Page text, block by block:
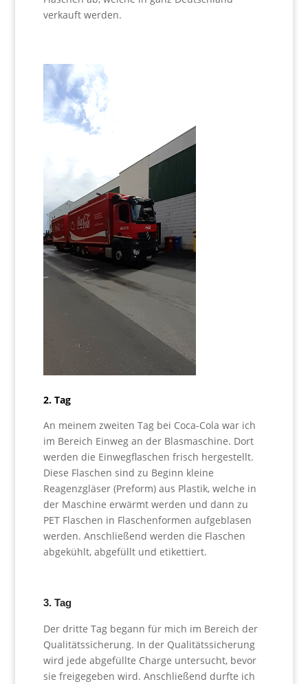
verkauft werden.
2. Tag
An meinem zweiten Tag bei Coca-Cola war ich
im Bereich Einweg an der Blasmaschine. Dort
werden die Einwegflaschen frisch hergestellt.
Diese Flaschen sind zu Beginn kleine
Reagenzgläser (Preform) aus Plastik, welche in
der Maschine erwärmt werden und dann zu
PET Flaschen in Flaschenformen aufgeblasen
werden. Anschließend werden die Flaschen
abgekühlt, abgefüllt und etikettiert.
3. Tag
Der dritte Tag begann für mich im Bereich der
Qualitätssicherung. In der Qualitätssicherung
wird jede abgefüllte Charge untersucht, bevor
sie freigegeben wird. Anschließend durfte ich